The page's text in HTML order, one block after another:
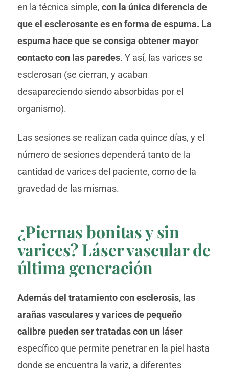
en la técnica simple, con la única diferencia de
que el esclerosante es en forma de espuma. La
espuma hace que se consiga obtener mayor
contacto con las paredes. Y así, las varices se
esclerosan (se cierran, y acaban
desapareciendo siendo absorbidas por el
organismo).
Las sesiones se realizan cada quince días, y el
número de sesiones dependerá tanto de la
cantidad de varices del paciente, como de la
gravedad de las mismas.
¿Piernas bonitas y sin
varices? Láser vascular de
última generación
Además del tratamiento con esclerosis, las
arañas vasculares y varices de pequeño
calibre pueden ser tratadas con un láser
específico que permite penetrar en la piel hasta
donde se encuentra la variz, a diferentes